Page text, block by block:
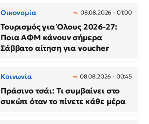
Οικονομία 08.08.2026 - 01:00
Τουρισμός για Όλους 2026-27:
Ποια ΑΦΜ κάνουν σήμερα
Σάββατο αίτηση για voucher
Κοινωνία 08.08.2026 - 00:45
Πράσινο τσάι: Τι συμβαίνει στο
συκώτι όταν το πίνετε κάθε μέρα